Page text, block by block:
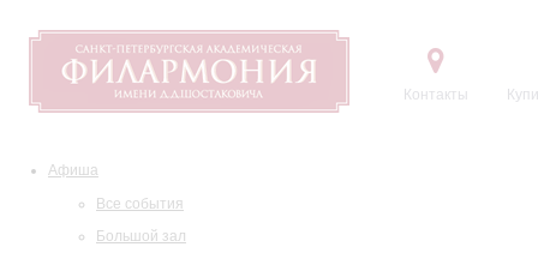
Контакты
Афиша
Все события
Большой зал